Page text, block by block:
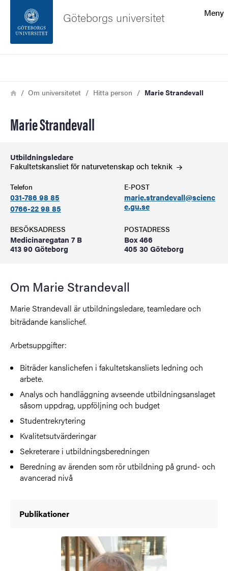
Sidfoten
Meny
Göteborgs universitet
Länkstig
HemOm universitetet Hitta person Marie Strandevall
Marie Strandevall
Utbildningsledare
Fakultetskansliet för naturvetenskap och teknik
Telefon
031-786 98 85
0766-22 98 85
E-POST
marie.strandevall@scienc
e.gu.se
BESÖKSADRESS
Medicinaregatan 7 B
413 90 Göteborg
POSTADRESS
Box 466
405 30 Göteborg
Om Marie Strandevall
Marie Strandevall är utbildningsledare, teamledare och
biträdande kanslichef.
Arbetsuppgifter:
Biträder kanslichefen i fakultetskansliets ledning och
arbete.
Analys och handläggning avseende utbildningsanslaget
såsom uppdrag, uppföljning och budget
Studentrekrytering
Kvalitetsutvärderingar
Sekreterare i utbildningsberedningen
Beredning av ärenden som rör utbildning på grund- och
avancerad nivå
Publikationer